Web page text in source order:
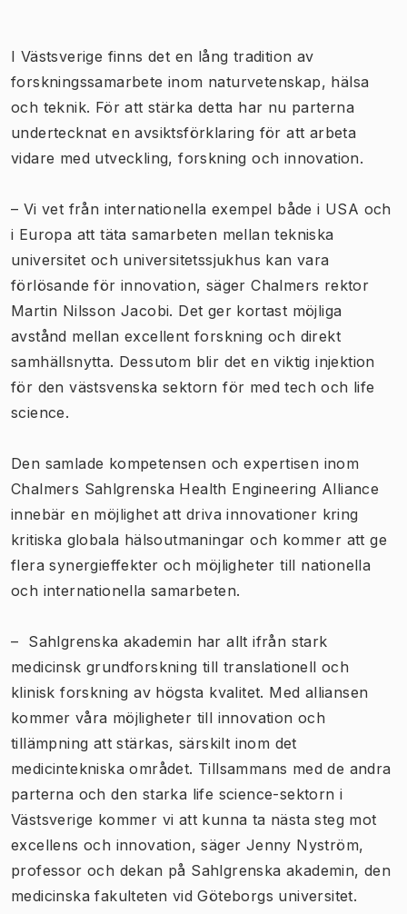
I Västsverige finns det en lång tradition av
forskningssamarbete inom naturvetenskap, hälsa
och teknik. För att stärka detta har nu parterna
undertecknat en avsiktsförklaring för att arbeta
vidare med utveckling, forskning och innovation.
– Vi vet från internationella exempel både i USA och
i Europa att täta samarbeten mellan tekniska
universitet och universitetssjukhus kan vara
förlösande för innovation, säger Chalmers rektor
Martin Nilsson Jacobi. Det ger kortast möjliga
avstånd mellan excellent forskning och direkt
samhällsnytta. Dessutom blir det en viktig injektion
för den västsvenska sektorn för med tech och life
science.
Den samlade kompetensen och expertisen inom
Chalmers Sahlgrenska Health Engineering Alliance
innebär en möjlighet att driva innovationer kring
kritiska globala hälsoutmaningar och kommer att ge
flera synergieffekter och möjligheter till nationella
och internationella samarbeten.
– Sahlgrenska akademin har allt ifrån stark
medicinsk grundforskning till translationell och
klinisk forskning av högsta kvalitet. Med alliansen
kommer våra möjligheter till innovation och
tillämpning att stärkas, särskilt inom det
medicintekniska området. Tillsammans med de andra
parterna och den starka life science-sektorn i
Västsverige kommer vi att kunna ta nästa steg mot
excellens och innovation, säger Jenny Nyström,
professor och dekan på Sahlgrenska akademin, den
medicinska fakulteten vid Göteborgs universitet.